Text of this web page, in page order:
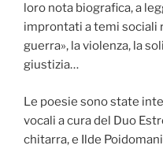
loro nota biografica, a
improntati a temi sociali
guerra», la violenza, la
giustizia…
Le poesie sono state
vocali a cura del Duo
chitarra, e Ilde